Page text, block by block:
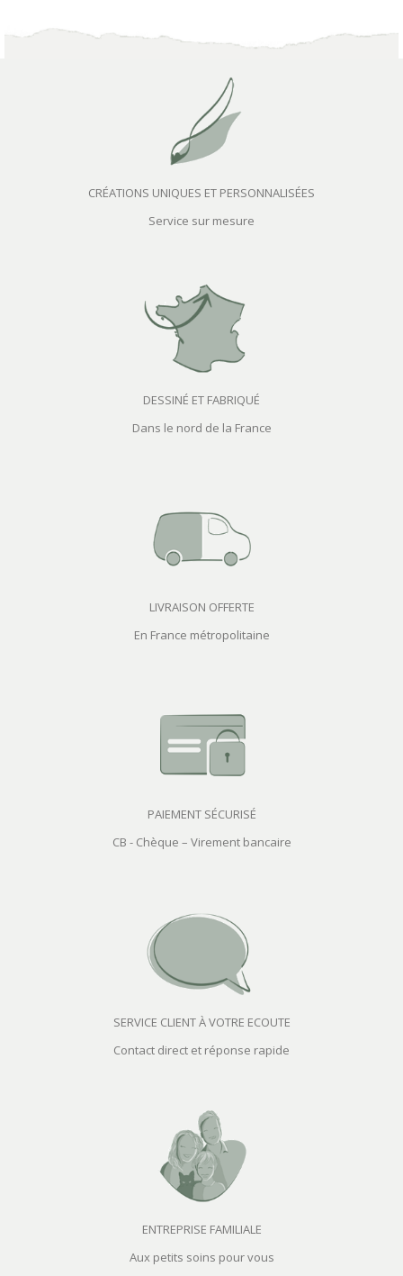
CRÉATIONS UNIQUES ET PERSONNALISÉES
Service sur mesure
DESSINÉ ET FABRIQUÉ
Dans le nord de la France
LIVRAISON OFFERTE
En France métropolitaine
PAIEMENT SÉCURISÉ
CB - Chèque – Virement bancaire
SERVICE CLIENT À VOTRE ECOUTE
Contact direct et réponse rapide
ENTREPRISE FAMILIALE
Aux petits soins pour vous